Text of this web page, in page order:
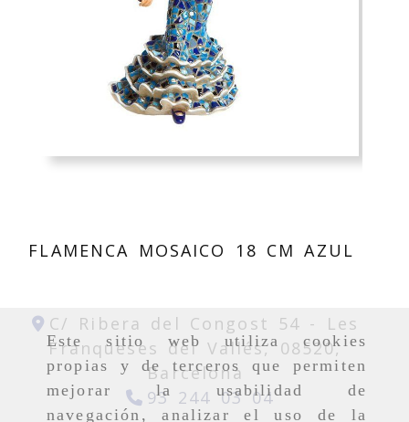
Este sitio web utiliza cookies
propias y de terceros que permiten
mejorar la usabilidad de
navegación, analizar el uso de la
FLAMENCA MOSAICO 18 CM AZUL
C/ Ribera del Congost 54 -
Les
Franqueses del Vallés,08520,
Barcelona
93 244 03 04